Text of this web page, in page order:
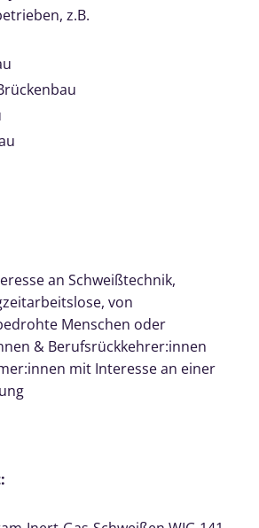
z.B.
an Schweißtechnik,
von
Menschen oder
& Berufsrückkehrer:innen
mit Interesse an einer